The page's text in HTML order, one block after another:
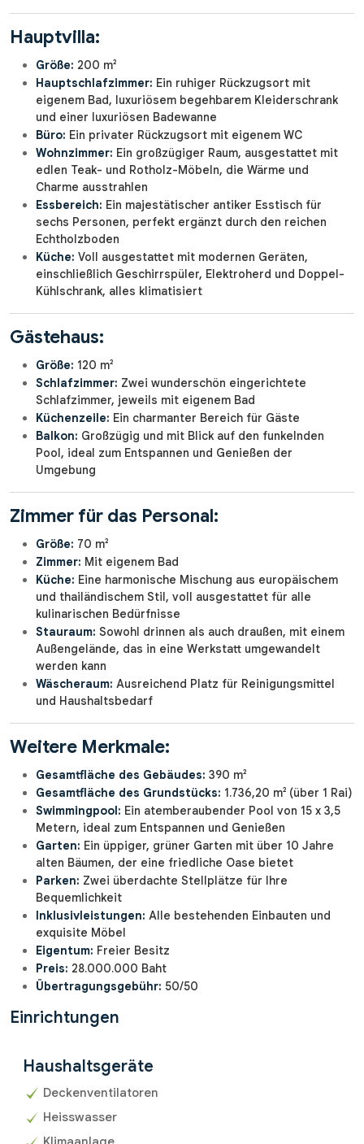
Hauptvilla:
Größe: 200 m²
Hauptschlafzimmer: Ein ruhiger Rückzugsort mit
eigenem Bad, luxuriösem begehbarem Kleiderschrank
und einer luxuriösen Badewanne
Büro: Ein privater Rückzugsort mit eigenem WC
Wohnzimmer: Ein großzügiger Raum, ausgestattet mit
edlen Teak- und Rotholz-Möbeln, die Wärme und
Charme ausstrahlen
Essbereich: Ein majestätischer antiker Esstisch für
sechs Personen, perfekt ergänzt durch den reichen
Echtholzboden
Küche: Voll ausgestattet mit modernen Geräten,
einschließlich Geschirrspüler, Elektroherd und Doppel-
Kühlschrank, alles klimatisiert
Gästehaus:
Größe: 120 m²
Schlafzimmer: Zwei wunderschön eingerichtete
Schlafzimmer, jeweils mit eigenem Bad
Küchenzeile: Ein charmanter Bereich für Gäste
Balkon: Großzügig und mit Blick auf den funkelnden
Pool, ideal zum Entspannen und Genießen der
Umgebung
Zimmer für das Personal:
Größe: 70 m²
Zimmer: Mit eigenem Bad
Küche: Eine harmonische Mischung aus europäischem
und thailändischem Stil, voll ausgestattet für alle
kulinarischen Bedürfnisse
Stauraum: Sowohl drinnen als auch draußen, mit einem
Außengelände, das in eine Werkstatt umgewandelt
werden kann
Wäscheraum: Ausreichend Platz für Reinigungsmittel
und Haushaltsbedarf
Weitere Merkmale:
Gesamtfläche des Gebäudes: 390 m²
Gesamtfläche des Grundstücks: 1.736,20 m² (über 1 Rai)
Swimmingpool: Ein atemberaubender Pool von 15 x 3,5
Metern, ideal zum Entspannen und Genießen
Garten: Ein üppiger, grüner Garten mit über 10 Jahre
alten Bäumen, der eine friedliche Oase bietet
Parken: Zwei überdachte Stellplätze für Ihre
Bequemlichkeit
Inklusivleistungen: Alle bestehenden Einbauten und
exquisite Möbel
Eigentum: Freier Besitz
Preis: 28.000.000 Baht
Übertragungsgebühr: 50/50
Einrichtungen
Haushaltsgeräte
Deckenventilatoren
Heisswasser